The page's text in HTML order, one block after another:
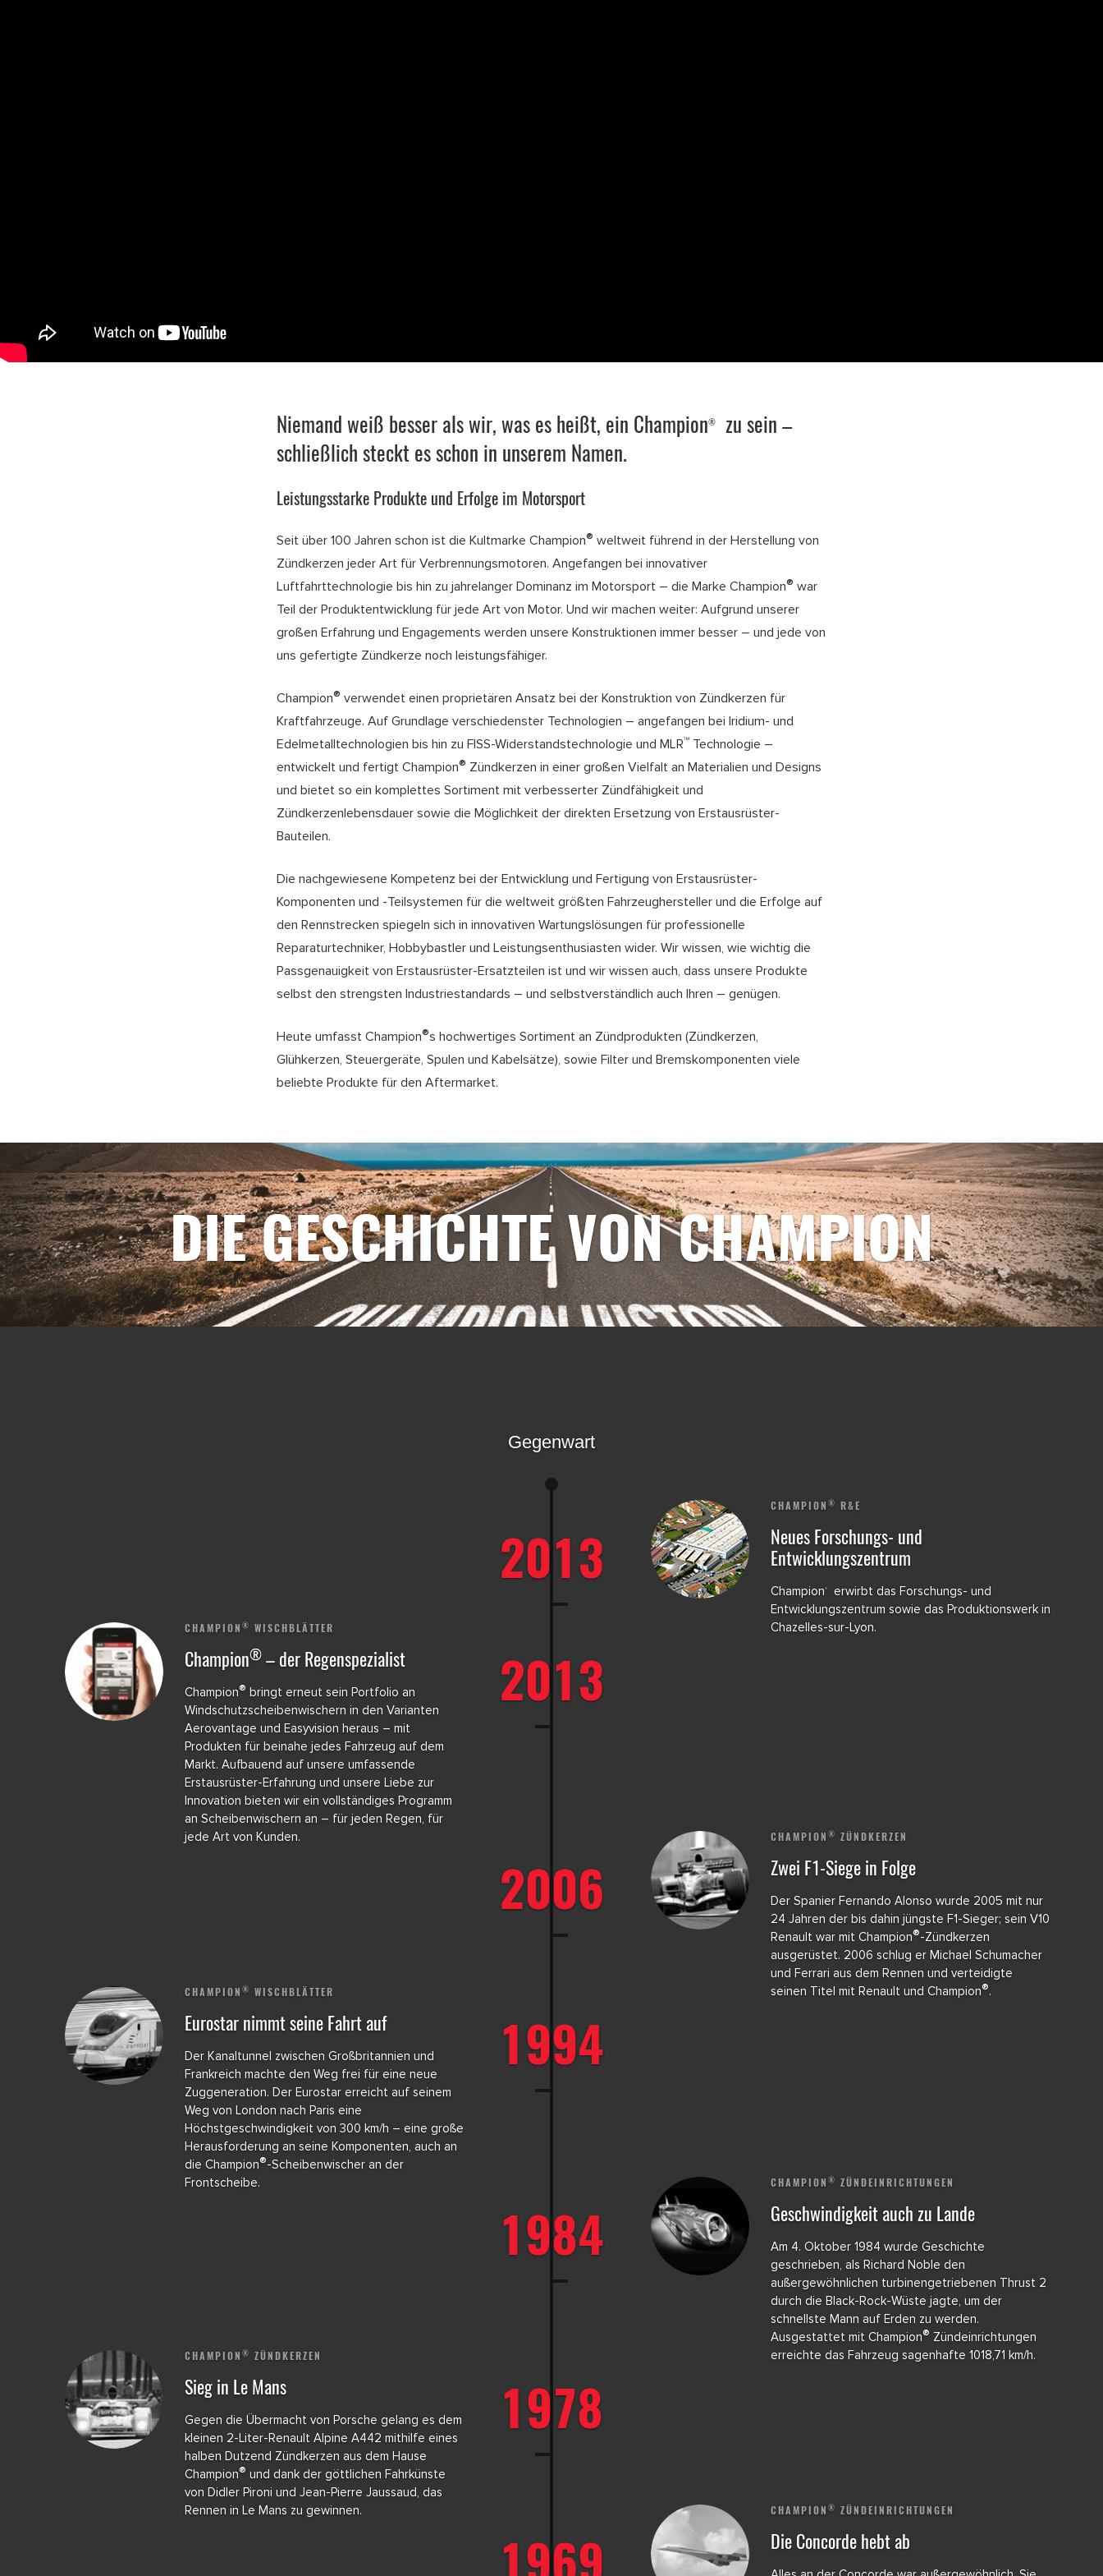
Niemand weiß besser als wir, was es heißt, ein Champion®
zu sein –
schließlich steckt es schon in unserem Namen.
Leistungsstarke Produkte und Erfolge im Motorsport
Seit über 100 Jahren schon ist die Kultmarke Champion® weltweit führend in der Herstellung von
Zündkerzen jeder Art für Verbrennungsmotoren. Angefangen bei innovativer
Luftfahrttechnologie bis hin zu jahrelanger Dominanz im Motorsport – die Marke Champion® war
Teil der Produktentwicklung für jede Art von Motor. Und wir machen weiter: Aufgrund unserer
großen Erfahrung und Engagements werden unsere Konstruktionen immer besser – und jede von
uns gefertigte Zündkerze noch leistungsfähiger.
Champion® verwendet einen proprietären Ansatz bei der Konstruktion von Zündkerzen für
Kraftfahrzeuge. Auf Grundlage verschiedenster Technologien – angefangen bei Iridium- und
Edelmetalltechnologien bis hin zu FISS-Widerstandstechnologie und MLR™ Technologie –
entwickelt und fertigt Champion® Zündkerzen in einer großen Vielfalt an Materialien und Designs
und bietet so ein komplettes Sortiment mit verbesserter Zündfähigkeit und
Zündkerzenlebensdauer sowie die Möglichkeit der direkten Ersetzung von Erstausrüster-
Bauteilen.
Die nachgewiesene Kompetenz bei der Entwicklung und Fertigung von Erstausrüster-
Komponenten und -Teilsystemen für die weltweit größten Fahrzeughersteller und die Erfolge auf
den Rennstrecken spiegeln sich in innovativen Wartungslösungen für professionelle
Reparaturtechniker, Hobbybastler und Leistungsenthusiasten wider. Wir wissen, wie wichtig die
Passgenauigkeit von Erstausrüster-Ersatzteilen ist und wir wissen auch, dass unsere Produkte
selbst den strengsten Industriestandards – und selbstverständlich auch Ihren – genügen.
Heute umfasst Champion®s hochwertiges Sortiment an Zündprodukten (Zündkerzen,
Glühkerzen, Steuergeräte, Spulen und Kabelsätze), sowie Filter und Bremskomponenten viele
beliebte Produkte für den Aftermarket.
DIE GESCHICHTE VON CHAMPION
Gegenwart
2013
CHAMPION ® R&E
Neues Forschungs- und
Entwicklungszentrum
Champion®
erwirbt das Forschungs- und
Entwicklungszentrum sowie das Produktionswerk in
Chazelles-sur-Lyon.
2013
CHAMPION ® WISCHBLÄTTER
Champion® – der Regenspezialist
Champion® bringt erneut sein Portfolio an
Windschutzscheibenwischern in den Varianten
Aerovantage und Easyvision heraus – mit
Produkten für beinahe jedes Fahrzeug auf dem
Markt. Aufbauend auf unsere umfassende
Erstausrüster-Erfahrung und unsere Liebe zur
Innovation bieten wir ein vollständiges Programm
an Scheibenwischern an – für jeden Regen, für
jede Art von Kunden.
2006
CHAMPION ® ZÜNDKERZEN
Zwei F1-Siege in Folge
Der Spanier Fernando Alonso wurde 2005 mit nur
24 Jahren der bis dahin jüngste F1-Sieger; sein V10
Renault war mit Champion®-Zündkerzen
ausgerüstet. 2006 schlug er Michael Schumacher
und Ferrari aus dem Rennen und verteidigte
seinen Titel mit Renault und Champion®.
1994
CHAMPION ® WISCHBLÄTTER
Eurostar nimmt seine Fahrt auf
Der Kanaltunnel zwischen Großbritannien und
Frankreich machte den Weg frei für eine neue
Zuggeneration. Der Eurostar erreicht auf seinem
Weg von London nach Paris eine
Höchstgeschwindigkeit von 300 km/h – eine große
Herausforderung an seine Komponenten, auch an
die Champion®-Scheibenwischer an der
Frontscheibe.
1984
CHAMPION ® ZÜNDEINRICHTUNGEN
Geschwindigkeit auch zu Lande
Am 4. Oktober 1984 wurde Geschichte
geschrieben, als Richard Noble den
außergewöhnlichen turbinengetriebenen Thrust 2
durch die Black-Rock-Wüste jagte, um der
schnellste Mann auf Erden zu werden.
Ausgestattet mit Champion® Zündeinrichtungen
erreichte das Fahrzeug sagenhafte 1018,71 km/h.
1978
CHAMPION ® ZÜNDKERZEN
Sieg in Le Mans
Gegen die Übermacht von Porsche gelang es dem
kleinen 2-Liter-Renault Alpine A442 mithilfe eines
halben Dutzend Zündkerzen aus dem Hause
Champion® und dank der göttlichen Fahrkünste
von Didler Pironi und Jean-Pierre Jaussaud, das
Rennen in Le Mans zu gewinnen.
1969
CHAMPION ® ZÜNDEINRICHTUNGEN
Die Concorde hebt ab